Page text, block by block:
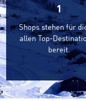
1
Shops stehen für
allen Top-
bereit.